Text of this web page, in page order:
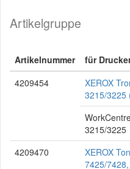
Artikelgruppe
Artikelnummer für
4209454
XEROX
3215/3225
3215/3225
4209470
XEROX
7425/